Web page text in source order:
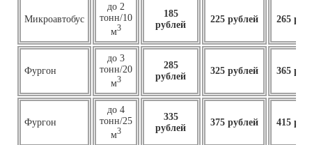
Микроавтобус
до 2
тонн/10
м3
185
рублей
225 рублей 265
Фургон
до 3
тонн/20
м3
285
рублей
325 рублей 365
Фургон
до 4
тонн/25
м3
335
рублей
375 рублей 415